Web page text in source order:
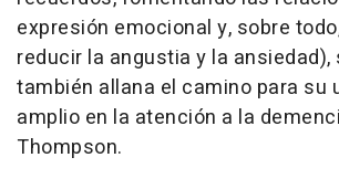
expresión emocional y, sobre
reducir la angustia y la ansiedad),
también allana el camino para su
amplio en la atención a la
Thompson.